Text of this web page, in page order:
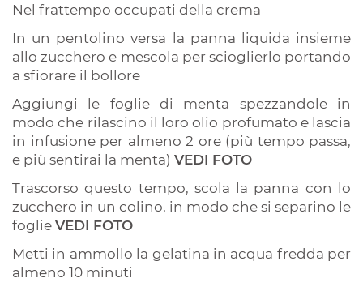
Nel frattempo occupati della crema
In un pentolino versa la panna liquida insieme
allo zucchero e mescola per scioglierlo portando
a sfiorare il bollore
Aggiungi le foglie di menta spezzandole in
modo che rilascino il loro olio profumato e lascia
in infusione per almeno 2 ore (più tempo passa,
e più sentirai la menta) VEDI FOTO
Trascorso questo tempo, scola la panna con lo
zucchero in un colino, in modo che si separino le
foglie VEDI FOTO
Metti in ammollo la gelatina in acqua fredda per
almeno 10 minuti